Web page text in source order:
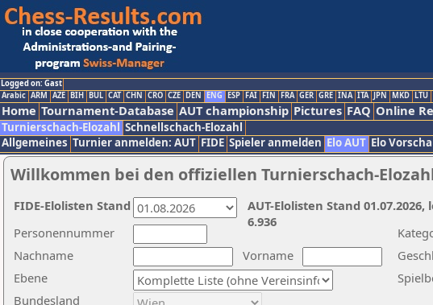
Logged on: Gast
Arabic ARM AZE BIH BUL CAT CHN CRO CZE DEN ENG ESP FAI FIN FRA GER GRE INA ITA JPN MKD LTU
Home Tournament-Database AUT championship Pictures FAQ Online
Turnierschach-Elozahl Schnellschach-Elozahl
Allgemeines Turnier anmelden: AUT FIDE Spieler anmelden Elo AUT Elo
Willkommen bei den offiziellen Turnierschach-
Nachname
Vorname
Ebene
Personennummer
Bundesland
AUT-Elolisten Stand
6.936
FIDE-Elolisten Stand